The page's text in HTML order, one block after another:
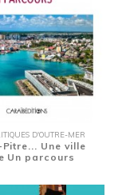
D'OUTRE-MER
Une ville
Un parcours